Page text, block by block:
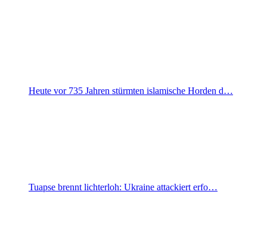
Heute vor 735 Jahren stürmten islamische Horden d…
Tuapse brennt lichterloh: Ukraine attackiert erfo…